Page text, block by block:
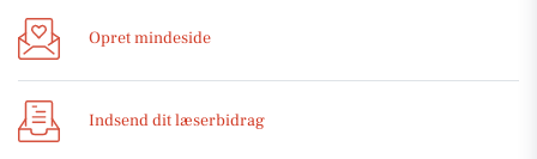
Opret mindeside
Indsend dit læserbidrag